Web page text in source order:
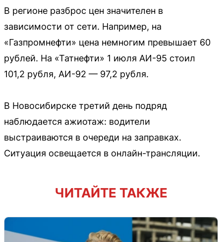
В регионе разброс цен значителен в
зависимости от сети. Например, на
«Газпромнефти» цена немногим превышает 60
рублей. На «Татнефти» 1 июля АИ-95 стоил
101,2 рубля, АИ-92 — 97,2 рубля.
В Новосибирске третий день подряд
наблюдается ажиотаж: водители
выстраиваются в очереди на заправках.
Ситуация освещается в онлайн-трансляции.
ЧИТАЙТЕ ТАКЖЕ